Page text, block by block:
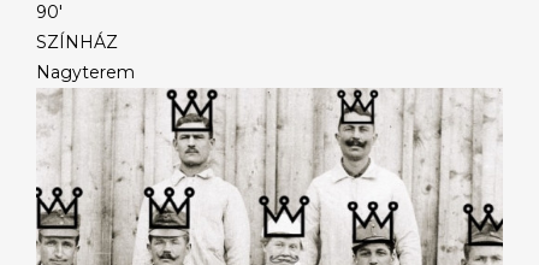
90'
SZÍNHÁZ
Nagyterem